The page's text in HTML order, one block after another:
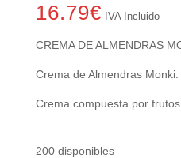
16.79€ IVA Incluido
CREMA DE ALMENDRAS
Crema de Almendras Monki.
Crema compuesta por
200 disponibles